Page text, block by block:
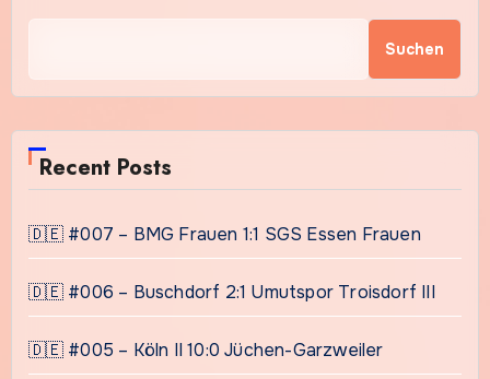
Suchen
Recent Posts
🇩🇪 #007 – BMG Frauen 1:1 SGS Essen Frauen
🇩🇪 #006 – Buschdorf 2:1 Umutspor Troisdorf III
🇩🇪 #005 – Köln II 10:0 Jüchen-Garzweiler